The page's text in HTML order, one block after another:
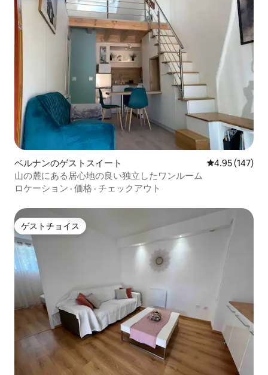
ベルナンのゲストスイート レビュー147
4.95 (147)
山の麓にある居心地の良い独立したワンルーム
ロケーション · 価格 · チェックアウト
ゲストチョイス
ゲストチョイス